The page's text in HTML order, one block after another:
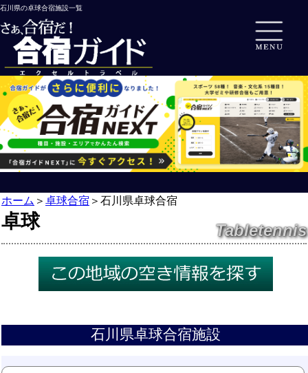
石川県の卓球合宿施設一覧
ホーム ＞ 卓球合宿 ＞ 石川県卓球合宿
卓球 Tabletennis
石川県卓球合宿施設